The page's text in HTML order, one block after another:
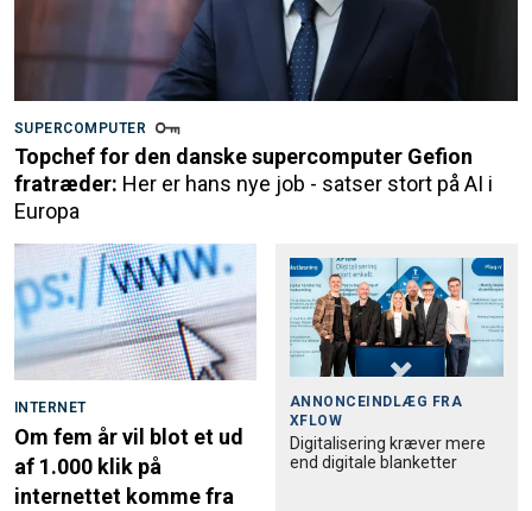
SUPERCOMPUTER
Topchef for den danske supercomputer Gefion
fratræder: Her er hans nye job - satser stort på AI i
Europa
INTERNET
Om fem år vil blot et ud
af 1.000 klik på
internettet komme fra
ANNONCEINDLÆG FRA
XFLOW
Digitalisering kræver mere
end digitale blanketter